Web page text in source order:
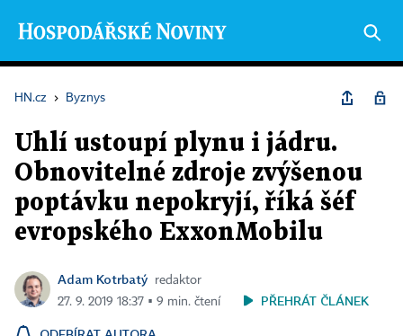
HN.cz › Byznys
Uhlí ustoupí plynu i jádru.
Obnovitelné zdroje zvýšenou
poptávku nepokryjí, říká šéf
evropského ExxonMobilu
Adam Kotrbatý
redaktor
27. 9. 2019 18:37 ▪ 9 min. čtení
PŘEHRÁT ČLÁNEK